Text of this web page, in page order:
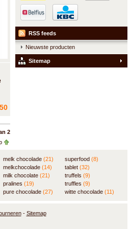
2
RSS feeds
Nieuwste producten
Sitemap
melk chocolade (21)
melkchocolade (14)
milk chocolate (21)
pralines (19)
pure chocolade (27)
superfood (8)
tablet (32)
truffels (9)
truffles (9)
witte chocolade (11)
- Sitemap